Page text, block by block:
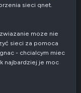
sieci qnet.
moze nie
sieci za pomoca
- chcialcym miec
najbardziej je moc